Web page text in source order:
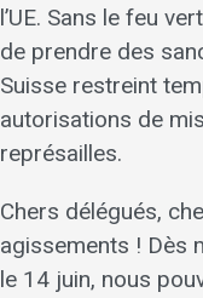
l’UE. Sans le feu
de prendre des
Suisse restreint
autorisations de
représailles.
Chers délégués,
agissements ! Dès
le 14 juin, nous